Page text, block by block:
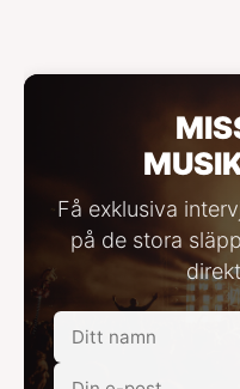
Få exklusiva
på de stora